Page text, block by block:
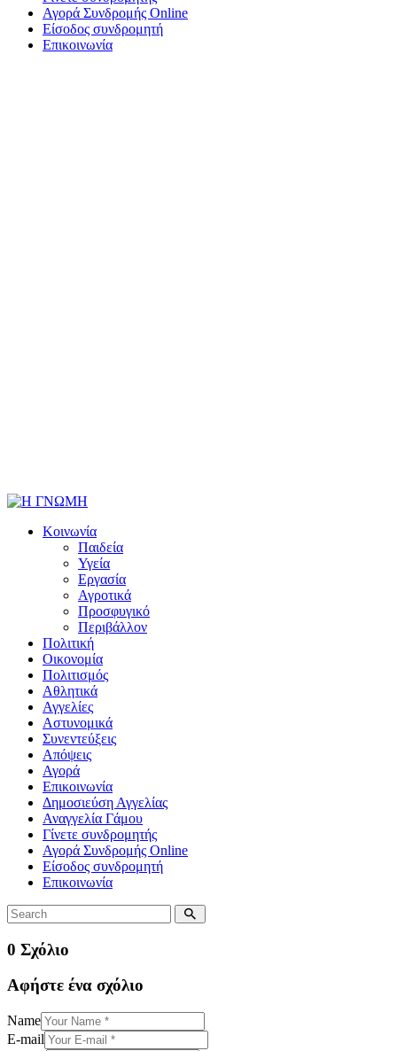
Αγορά Συνδρομής Online
Είσοδος συνδρομητή
Επικοινωνία
Κοινωνία
Παιδεία
Υγεία
Εργασία
Αγροτικά
Προσφυγικό
Περιβάλλον
Πολιτική
Οικονομία
Πολιτισμός
Αθλητικά
Αγγελίες
Αστυνομικά
Συνεντεύξεις
Απόψεις
Αγορά
Επικοινωνία
Δημοσιεύση Αγγελίας
Αναγγελία Γάμου
Γίνετε συνδρομητής
Αγορά Συνδρομής Online
Είσοδος συνδρομητή
Επικοινωνία
0 Σχόλιο
Αφήστε ένα σχόλιο
Name
E-mail